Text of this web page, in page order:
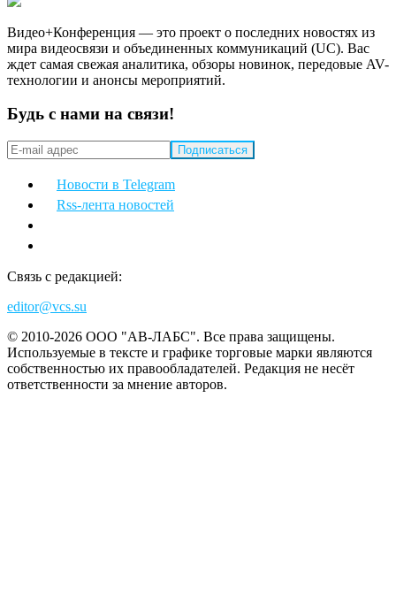
Видео+Конференция — это проект о последних новостях из
мира видеосвязи и объединенных коммуникаций (UC). Вас
ждет самая свежая аналитика, обзоры новинок, передовые AV-
технологии и анонсы мероприятий.
Будь с нами на связи!
Новости в Telegram
Rss-лента новостей
Связь с редакцией:
editor@vcs.su
© 2010-2026 ООО "АВ-ЛАБС". Все права защищены.
Используемые в тексте и графике торговые марки являются
собственностью их правообладателей. Редакция не несёт
ответственности за мнение авторов.